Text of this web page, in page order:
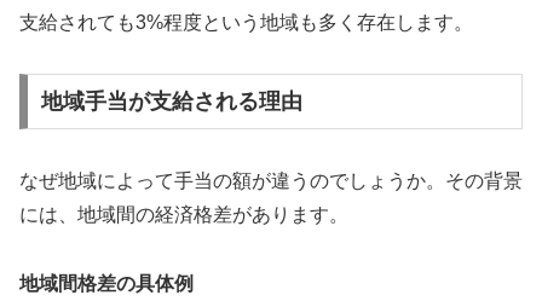
支給されても3%程度という地域も多く存在します。
地域手当が支給される理由
なぜ地域によって手当の額が違うのでしょうか。その背景
には、地域間の経済格差があります。
地域間格差の具体例